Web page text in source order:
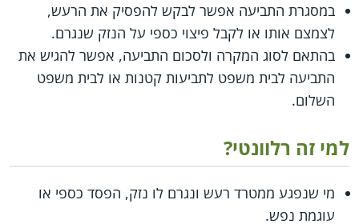
במסגרת התביעה אפשר לבקש להפסיק את הרעש,
לצמצם אותו או לקבל פיצוי כספי על הנזק שנגרם.
בהתאם לסוג המקרה ולסכום התביעה, אפשר להגיש את
התביעה לבית משפט לתביעות קטנות או לבית משפט
השלום.
למי זה רלוונטי?
מי שנפגע ממטרד רעש ונגרם לו נזק, הפסד כספי או
עוגמת נפש.